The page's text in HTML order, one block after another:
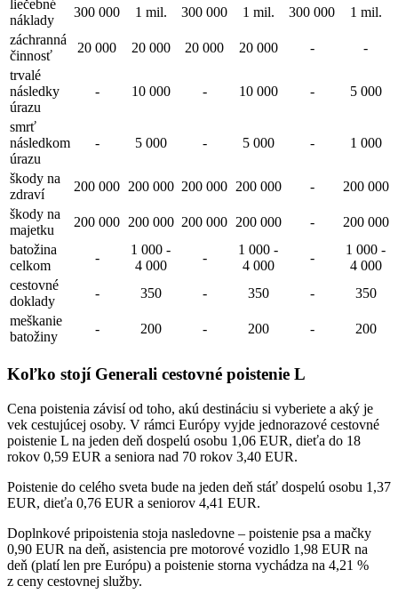
liečebné
náklady
300 000 1 mil. 300 000 1 mil. 300 000
1 mil.
záchranná
činnosť
20 000 20 000 20 000 20 000 -
-
trvalé
následky
úrazu
- 10 000 - 10 000 - 5 000
smrť
následkom
úrazu
- 5 000 - 5 000 - 1 000
škody na
zdraví
200 000 200 000 200 000 200 000 -
200 000
škody na
majetku
200 000 200 000 200 000 200 000 -
200 000
batožina
celkom
-
1 000 -
4 000
-
1 000 -
4 000
-
1 000 -
4 000
cestovné
doklady
- 350 - 350 -
350
meškanie
batožiny
- 200 - 200 - 200
Koľko stojí Generali cestovné poistenie L
Cena poistenia závisí od toho, akú destináciu si vyberiete a aký je
vek cestujúcej osoby. V rámci Európy vyjde jednorazové cestovné
poistenie L na jeden deň dospelú osobu 1,06 EUR, dieťa do 18
rokov 0,59 EUR a seniora nad 70 rokov 3,40 EUR.
Poistenie do celého sveta bude na jeden deň stáť dospelú osobu 1,37
EUR, dieťa 0,76 EUR a seniorov 4,41 EUR.
Doplnkové pripoistenia stoja nasledovne – poistenie psa a mačky
0,90 EUR na deň, asistencia pre motorové vozidlo 1,98 EUR na
deň (platí len pre Európu) a poistenie storna vychádza na 4,21 %
z ceny cestovnej služby.